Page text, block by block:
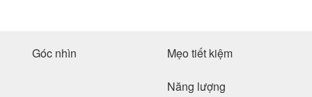
Góc nhìn Mẹo tiết kiệm
Năng lượng